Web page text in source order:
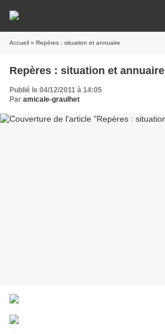
Accueil » Repères : situation et annuaire
Repères : situation et annuaire
Publié le 04/12/2011 à 14:05
Par amicale-graulhet